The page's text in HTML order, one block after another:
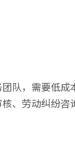
队，需要低成
、劳动纠纷咨